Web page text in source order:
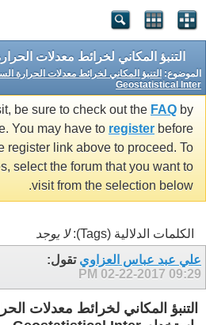
الموضوع: التنبؤ المكاني لخرائط معدلات الحرارة
Geostatistical Inter
be sure to check out the FAQ by
You may have to register before
register link above to proceed. To
select the forum that you want to
visit from the selection below.
الكلمات الدلالية (Tags):
لا يوجد
علي عبد عباس العزاوي تقول:
02-22-2017 09:29 PM
التنبؤ المكاني لخرائط معدلات